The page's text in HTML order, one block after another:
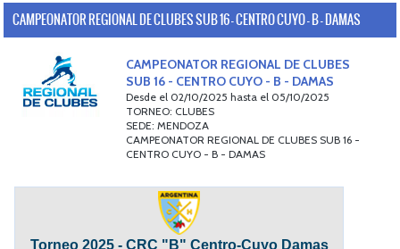
CAMPEONATOR REGIONAL DE CLUBES SUB 16 - CENTRO CUYO - B - DAMAS
CAMPEONATOR REGIONAL DE CLUBES
SUB 16 - CENTRO CUYO - B - DAMAS
Desde el 02/10/2025 hasta el 05/10/2025
TORNEO: CLUBES
SEDE: MENDOZA
CAMPEONATOR REGIONAL DE CLUBES SUB 16 -
CENTRO CUYO - B - DAMAS